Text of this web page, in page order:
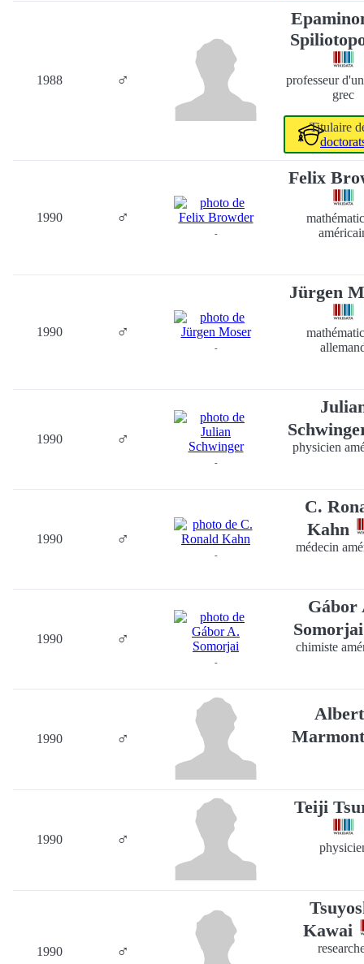
1988 ♂
professeur
grec
Titulaire
1990 ♂
-
Felix
1990 ♂
-
Jürgen
1990 ♂
-
physicien
1990 ♂
-
C.
Kahn
médecin
1990 ♂
-
Gábor
chimiste
1990 ♂
1990 ♂
Teiji
1990 ♂
Kawai